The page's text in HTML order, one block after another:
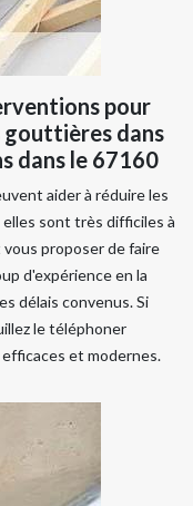
pour
gouttières dans
dans le 67160
aider à réduire les
sont très difficiles à
proposer de faire
d'expérience en la
délais convenus. Si
le téléphoner
et modernes.